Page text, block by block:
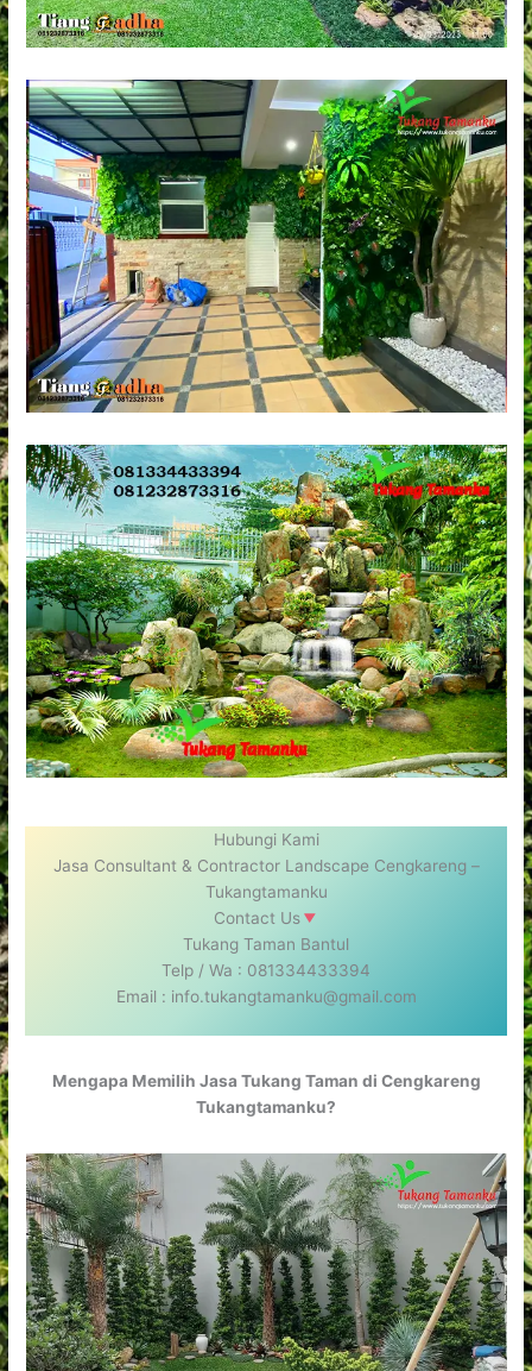
Hubungi Kami
Jasa Consultant & Contractor Landscape Cengkareng –
Tukangtamanku
Contact Us
Tukang Taman Bantul
Telp / Wa : 081334433394
Email : info.tukangtamanku@gmail.com
Mengapa Memilih Jasa Tukang Taman di Cengkareng
Tukangtamanku?